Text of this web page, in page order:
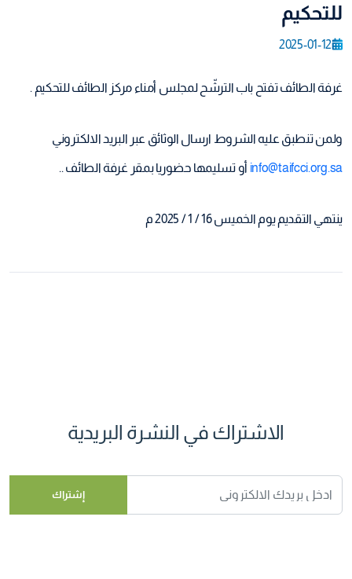
للتحكيم
2025-01-12
غرفة الطائف تفتح باب الترشّح لمجلس أمناء مركز الطائف للتحكيم .
ولمن تنطبق عليه الشروط ارسال الوثائق عبر البريد الالكتروني
info@taifcci.org.sa أو تسليمها حضوريا بمقر غرفة الطائف ..
ينتهي التقديم يوم الخميس 16 / 1 / 2025 م
الاشتراك في النشرة البريدية
إشتراك